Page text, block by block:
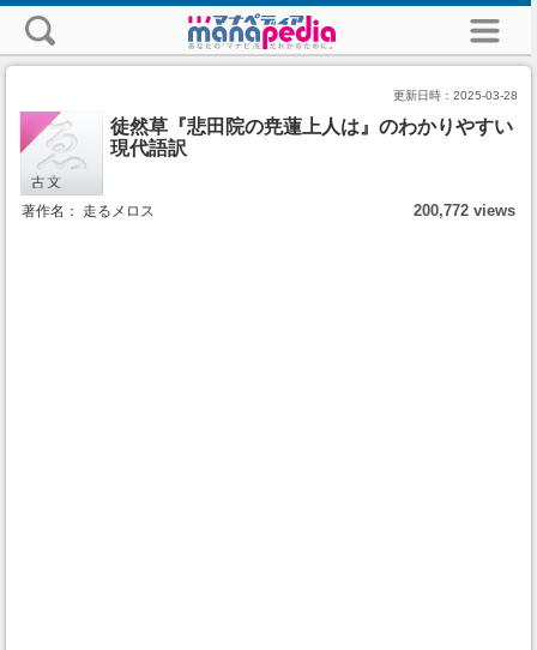
更新日時： 2025-03-28
徒然草『悲田院の尭蓮上人は』のわかりやすい
現代語訳
著作名： 走るメロス 200,772 views